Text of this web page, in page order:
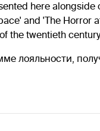
here alongside
and 'The Horror
the twentieth
лояльности,